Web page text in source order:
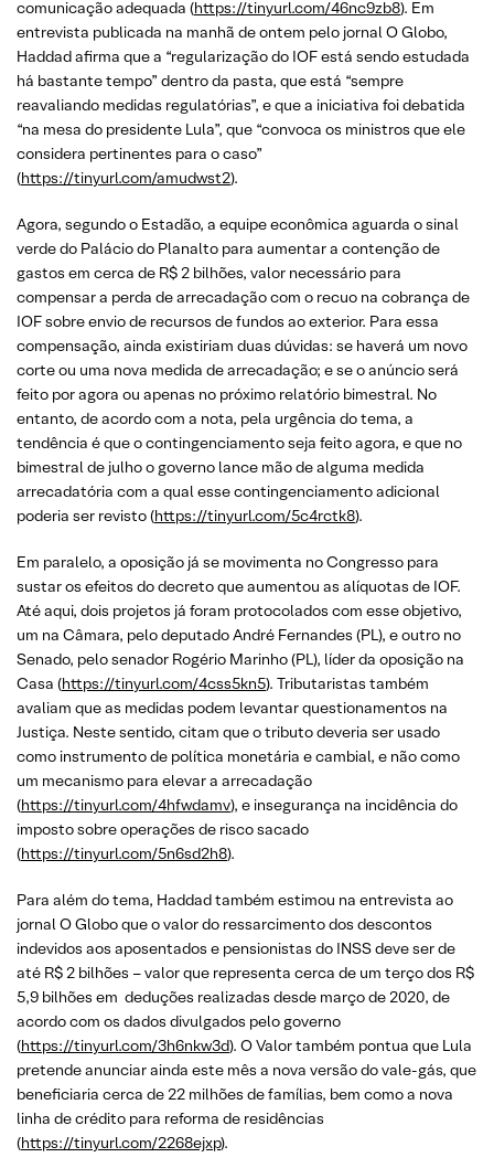
comunicação adequada (https://tinyurl.com/46nc9zb8). Em
entrevista publicada na manhã de ontem pelo jornal O Globo,
Haddad afirma que a “regularização do IOF está sendo estudada
há bastante tempo” dentro da pasta, que está “sempre
reavaliando medidas regulatórias”, e que a iniciativa foi debatida
“na mesa do presidente Lula”, que “convoca os ministros que ele
considera pertinentes para o caso”
(https://tinyurl.com/amudwst2).
Agora, segundo o Estadão, a equipe econômica aguarda o sinal
verde do Palácio do Planalto para aumentar a contenção de
gastos em cerca de R$ 2 bilhões, valor necessário para
compensar a perda de arrecadação com o recuo na cobrança de
IOF sobre envio de recursos de fundos ao exterior. Para essa
compensação, ainda existiriam duas dúvidas: se haverá um novo
corte ou uma nova medida de arrecadação; e se o anúncio será
feito por agora ou apenas no próximo relatório bimestral. No
entanto, de acordo com a nota, pela urgência do tema, a
tendência é que o contingenciamento seja feito agora, e que no
bimestral de julho o governo lance mão de alguma medida
arrecadatória com a qual esse contingenciamento adicional
poderia ser revisto (https://tinyurl.com/5c4rctk8).
Em paralelo, a oposição já se movimenta no Congresso para
sustar os efeitos do decreto que aumentou as alíquotas de IOF.
Até aqui, dois projetos já foram protocolados com esse objetivo,
um na Câmara, pelo deputado André Fernandes (PL), e outro no
Senado, pelo senador Rogério Marinho (PL), líder da oposição na
Casa (https://tinyurl.com/4css5kn5). Tributaristas também
avaliam que as medidas podem levantar questionamentos na
Justiça. Neste sentido, citam que o tributo deveria ser usado
como instrumento de política monetária e cambial, e não como
um mecanismo para elevar a arrecadação
(https://tinyurl.com/4hfwdamv), e insegurança na incidência do
imposto sobre operações de risco sacado
(https://tinyurl.com/5n6sd2h8).
Para além do tema, Haddad também estimou na entrevista ao
jornal O Globo que o valor do ressarcimento dos descontos
indevidos aos aposentados e pensionistas do INSS deve ser de
até R$ 2 bilhões – valor que representa cerca de um terço dos R$
5,9 bilhões em deduções realizadas desde março de 2020, de
acordo com os dados divulgados pelo governo
(https://tinyurl.com/3h6nkw3d). O Valor também pontua que Lula
pretende anunciar ainda este mês a nova versão do vale-gás, que
beneficiaria cerca de 22 milhões de famílias, bem como a nova
linha de crédito para reforma de residências
(https://tinyurl.com/2268ejxp).